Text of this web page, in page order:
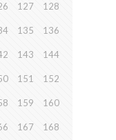
127 128
135 136
143 144
151 152
159 160
167 168